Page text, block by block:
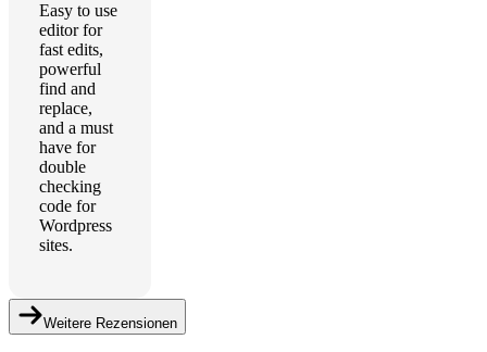
Easy to use
editor for
fast edits,
powerful
find and
replace,
and a must
have for
double
checking
code for
Wordpress
sites.
Weitere Rezensionen